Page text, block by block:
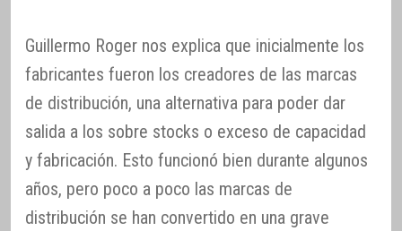
Guillermo Roger nos explica que inicialmente los
fabricantes fueron los creadores de las marcas
de distribución, una alternativa para poder dar
salida a los sobre stocks o exceso de capacidad
y fabricación. Esto funcionó bien durante algunos
años, pero poco a poco las marcas de
distribución se han convertido en una grave